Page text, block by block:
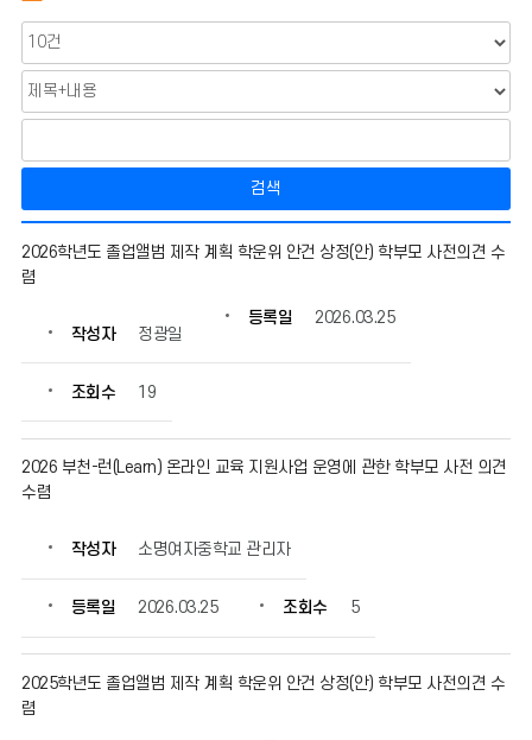
검색
부
모
의
렴
의
게
호,
목,
작
성
자,
2026학년도 졸업앨범 제작 계획 학운위 안건 상정(안) 학부모 사전의견 수
렴
작성자 정광일
등록일 2026.03.25
조회수 19
2026 부천-런(Learn) 온라인 교육 지원사업 운영에 관한 학부모 사전 의견
수렴
작성자 소명여자중학교 관리자
등록일 2026.03.25 조회수 5
2025학년도 졸업앨범 제작 계획 학운위 안건 상정(안) 학부모 사전의견 수
렴